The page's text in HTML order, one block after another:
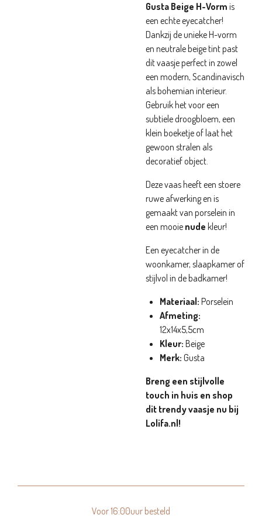
Gusta Beige H-Vorm is
een echte eyecatcher!
Dankzij de unieke H-vorm
en neutrale beige tint past
dit vaasje perfect in zowel
een modern, Scandinavisch
als bohemian interieur.
Gebruik het voor een
subtiele droogbloem, een
klein boeketje of laat het
gewoon stralen als
decoratief object.
Deze vaas heeft een stoere
ruwe afwerking en is
gemaakt van porselein in
een mooie nude kleur!
Een eyecatcher in de
woonkamer, slaapkamer of
stijlvol in de badkamer!
Materiaal: Porselein
Afmeting:
12x14x5,5cm
Kleur: Beige
Merk: Gusta
Breng een stijlvolle
touch in huis en shop
dit trendy vaasje nu bij
Lolifa.nl!
Voor 16:00uur besteld